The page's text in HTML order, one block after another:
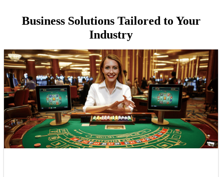
Business Solutions Tailored to Your
Industry